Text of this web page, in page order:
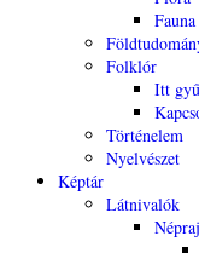
Fauna
Folklór
Itt
Történelem
Nyelvészet
Képtár
Látnivalók